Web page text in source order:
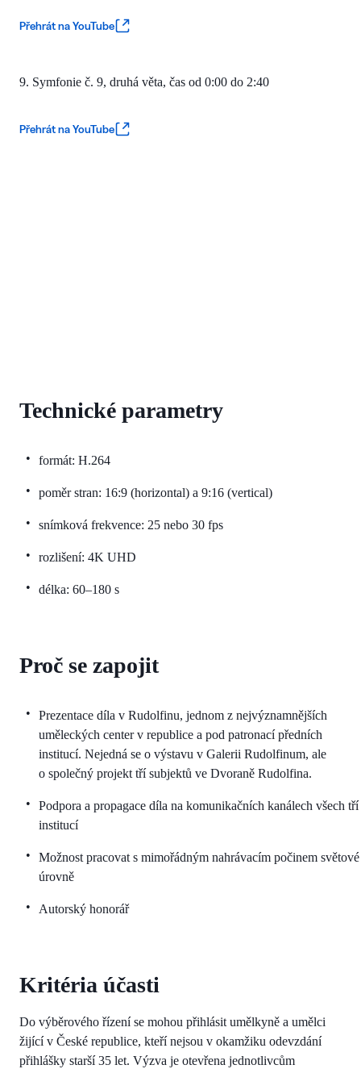
Přehrát na YouTube
9. Symfonie č. 9, druhá věta, čas od 0:00 do 2:40
Přehrát na YouTube
Technické parametry
formát: H.264
poměr stran: 16:9 (horizontal) a 9:16 (vertical)
snímková frekvence: 25 nebo 30 fps
rozlišení: 4K UHD
délka: 60–180 s
Proč se zapojit
Prezentace díla v Rudolfinu, jednom z nejvýznamnějších
uměleckých center v republice a pod patronací předních
institucí. Nejedná se o výstavu v Galerii Rudolfinum, ale
o společný projekt tří subjektů ve Dvoraně Rudolfina.
Podpora a propagace díla na komunikačních kanálech všech tří
institucí
Možnost pracovat s mimořádným nahrávacím počinem světové
úrovně
Autorský honorář
Kritéria účasti
Do výběrového řízení se mohou přihlásit umělkyně a umělci
žijící v České republice, kteří nejsou v okamžiku odevzdání
přihlášky starší 35 let. Výzva je otevřena jednotlivcům